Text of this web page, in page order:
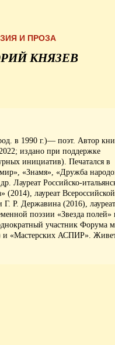
И ПРОЗА
КНЯЗЕВ
в 1990 г.)— поэт. Автор
издано при поддержке
инициатив). Печатался в
«Знамя», «Дружба
Лауреат Российско-
(2014), лауреат Всероссийской
Р. Державина (2016),
поэзии «Звезда
участник Форума
и «Мастерских АСПИР».